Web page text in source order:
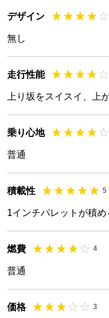
デザイン
無し
走行性能
上り坂をスイスイ、上
乗り心地
普通
積載性 5
1インチパレットが積め
燃費 4
普通
価格 3